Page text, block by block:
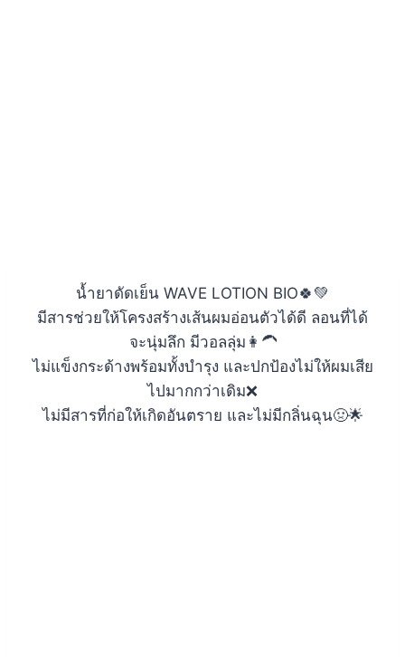
น้ำยาดัดเย็น WAVE LOTION BIO🍀💚
มีสารช่วยให้โครงสร้างเส้นผมอ่อนตัวได้ดี ลอนที่ได้
จะนุ่มลึก มีวอลลุ่ม👩‍🦱
ไม่แข็งกระด้างพร้อมทั้งบำรุง และปกป้องไม่ให้ผมเสีย
ไปมากกว่าเดิม❌
ไม่มีสารที่ก่อให้เกิดอันตราย และไม่มีกลิ่นฉุน🤢🌟